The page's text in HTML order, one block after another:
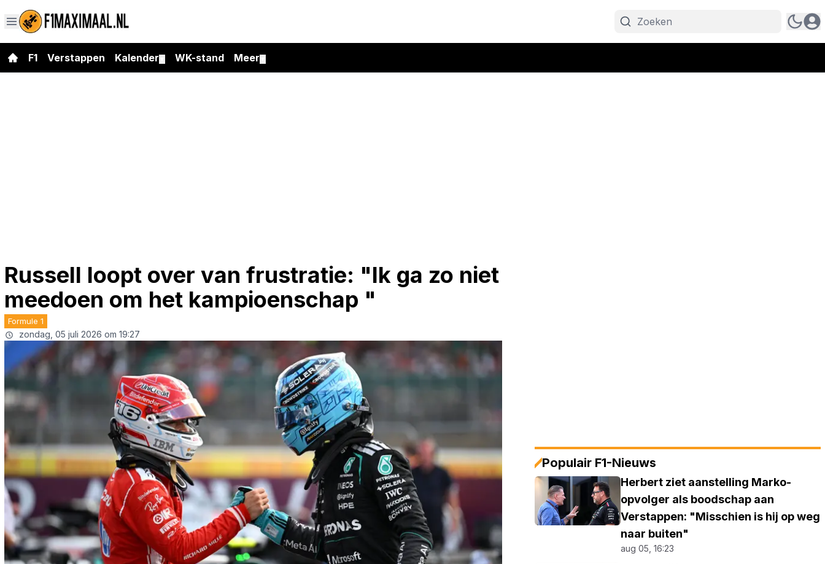
F1 Verstappen Kalender WK-stand Meer
Russell loopt over van frustratie: "Ik ga zo niet
meedoen om het kampioenschap "
Formule 1
zondag, 05 juli 2026 om 19:27
Populair F1-Nieuws
Herbert ziet aanstelling Marko-
opvolger als boodschap aan
Verstappen: "Misschien is hij op weg
naar buiten"
aug 05, 16:23